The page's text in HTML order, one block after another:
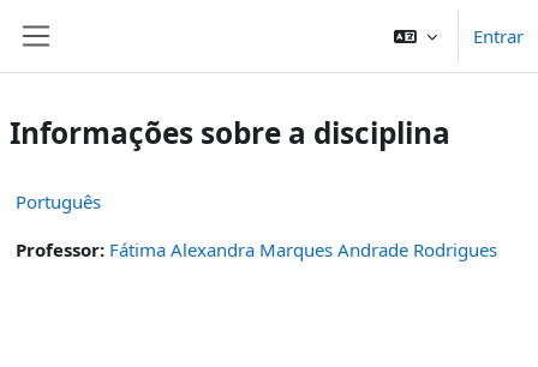
Entrar
Informações sobre a disciplina
Português
Professor: Fátima Alexandra Marques Andrade Rodrigues